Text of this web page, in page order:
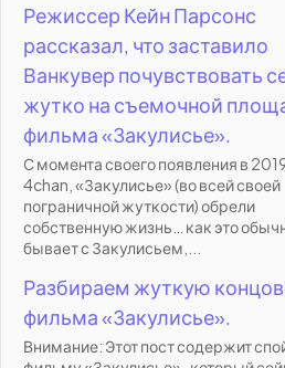
Режиссер Кейн Парсонс
рассказал, что заставило
Ванкувер почувствовать
жутко на съемочной
фильма «Закулисье».
С момента своего появления в
4chan, «Закулисье» (во всей своей
пограничной жуткости) обрели
собственную жизнь… как это
бывает с Закулисьем,...
Разбираем жуткую
фильма «Закулисье».
Внимание: Этот пост содержит